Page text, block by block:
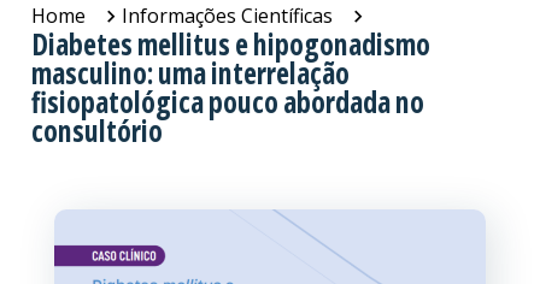
Home Informações Científicas
Diabetes mellitus e hipogonadismo
masculino: uma interrelação
fisiopatológica pouco abordada no
consultório